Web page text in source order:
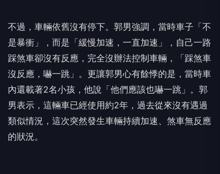
不過，車輛依舊沒有停下。郭男強調，當時車子「不
是暴衝」，而是「緩慢加速，一直加速」，自己一路
踩煞車卻沒有反應，完全沒辦法控制車輛，「踩煞車
沒反應，嚇一跳」。更讓郭男心有餘悸的是，當時車
內還載著2名小孩，他說「他們應該也嚇一跳」。郭
男表示，這輛車已經使用約2年，過去從來沒有遇過
類似情況，這次突然發生車輛持續加速、煞車無反應
的狀況。